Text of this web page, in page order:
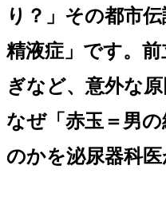
り？」その都市
精液症」です。
ぎなど、意外な原
なぜ「赤玉＝男
のかを泌尿器科医